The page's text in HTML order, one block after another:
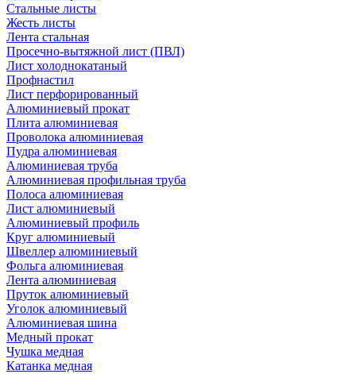
Стальные листы
Жесть листы
Лента стальная
Просечно-вытяжной лист (ПВЛ)
Лист холоднокатаный
Профнастил
Лист перфорированный
Алюминиевый прокат
Плита алюминиевая
Проволока алюминиевая
Пудра алюминиевая
Алюминиевая труба
Алюминиевая профильная труба
Полоса алюминиевая
Лист алюминиевый
Алюминиевый профиль
Круг алюминиевый
Швеллер алюминиевый
Фольга алюминиевая
Лента алюминиевая
Пруток алюминиевый
Уголок алюминиевый
Алюминиевая шина
Медный прокат
Чушка медная
Катанка медная